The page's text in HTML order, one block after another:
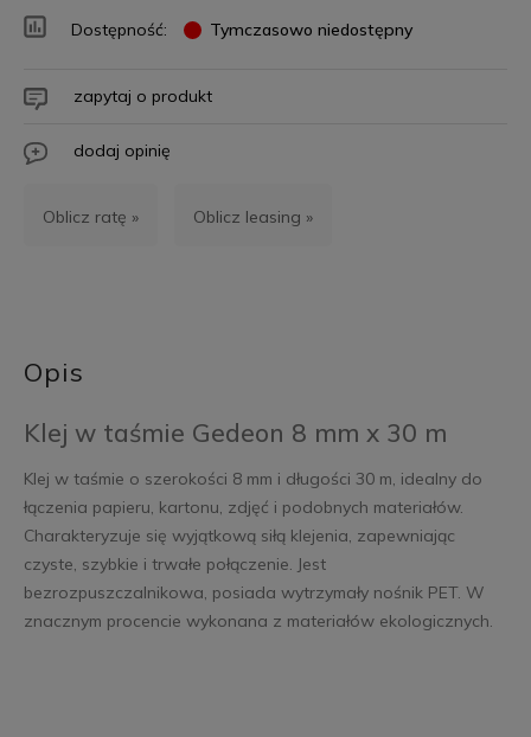
Dostępność: Tymczasowo niedostępny
zapytaj o produkt
dodaj opinię
Oblicz ratę » Oblicz leasing »
Opis
Klej w taśmie Gedeon 8 mm x 30 m
Klej w taśmie o szerokości 8 mm i długości 30 m, idealny do
łączenia papieru, kartonu, zdjęć i podobnych materiałów.
Charakteryzuje się wyjątkową siłą klejenia, zapewniając
czyste, szybkie i trwałe połączenie. Jest
bezrozpuszczalnikowa, posiada wytrzymały nośnik PET. W
znacznym procencie wykonana z materiałów ekologicznych.